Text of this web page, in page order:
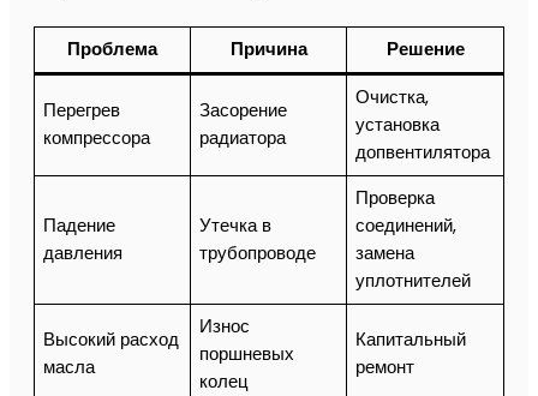
Проблема Причина Решение
Перегрев
компрессора
Засорение
радиатора
Очистка,
установка
допвентилятора
Падение
давления
Утечка в
трубопроводе
Проверка
соединений,
замена
уплотнителей
Высокий расход
масла
Износ
поршневых
колец
Капитальный
ремонт